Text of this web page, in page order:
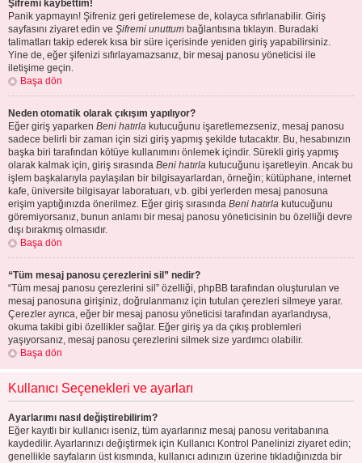
Şifremi kaybettim!
Panik yapmayın! Şifreniz geri getirelemese de, kolayca sıfırlanabilir. Giriş
sayfasını ziyaret edin ve Şifremi unuttum bağlantısına tıklayın. Buradaki
talimatları takip ederek kısa bir süre içerisinde yeniden giriş yapabilirsiniz.
Yine de, eğer şifenizi sıfırlayamazsanız, bir mesaj panosu yöneticisi ile
iletişime geçin.
Başa dön
Neden otomatik olarak çıkışım yapılıyor?
Eğer giriş yaparken Beni hatırla kutucuğunu işaretlemezseniz, mesaj panosu
sadece belirli bir zaman için sizi giriş yapmış şekilde tutacaktır. Bu, hesabınızın
başka biri tarafından kötüye kullanımını önlemek içindir. Sürekli giriş yapmış
olarak kalmak için, giriş sırasında Beni hatırla kutucuğunu işaretleyin. Ancak bu
işlem başkalarıyla paylaşılan bir bilgisayarlardan, örneğin; kütüphane, internet
kafe, üniversite bilgisayar laboratuarı, v.b. gibi yerlerden mesaj panosuna
erişim yaptığınızda önerilmez. Eğer giriş sırasında Beni hatırla kutucuğunu
göremiyorsanız, bunun anlamı bir mesaj panosu yöneticisinin bu özelliği devre
dışı bırakmış olmasıdır.
Başa dön
“Tüm mesaj panosu çerezlerini sil” nedir?
“Tüm mesaj panosu çerezlerini sil” özelliği, phpBB tarafından oluşturulan ve
mesaj panosuna girişiniz, doğrulanmanız için tutulan çerezleri silmeye yarar.
Çerezler ayrıca, eğer bir mesaj panosu yöneticisi tarafından ayarlandıysa,
okuma takibi gibi özellikler sağlar. Eğer giriş ya da çıkış problemleri
yaşıyorsanız, mesaj panosu çerezlerini silmek size yardımcı olabilir.
Başa dön
Kullanıcı Seçenekleri ve ayarları
Ayarlarımı nasıl değiştirebilirim?
Eğer kayıtlı bir kullanıcı iseniz, tüm ayarlarınız mesaj panosu veritabanına
kaydedilir. Ayarlarınızı değiştirmek için Kullanıcı Kontrol Panelinizi ziyaret edin;
genellikle sayfaların üst kısmında, kullanıcı adınızın üzerine tıkladığınızda bir